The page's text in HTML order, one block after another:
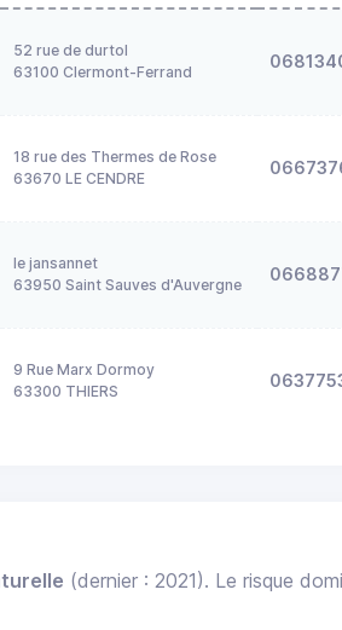
52 rue de durtol
63100 Clermont-Ferrand
18 rue des Thermes de Rose
63670 LE CENDRE
le jansannet
63950 Saint Sauves d'Auvergne
9 Rue Marx Dormoy
63300 THIERS
(dernier : 2021). Le risque